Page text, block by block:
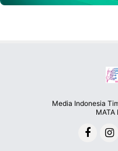
Media Indonesia
MATA